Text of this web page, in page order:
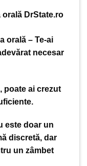
orală – Te-ai
necesar
poate ai crezut
este doar un
discretă, dar
un zâmbet